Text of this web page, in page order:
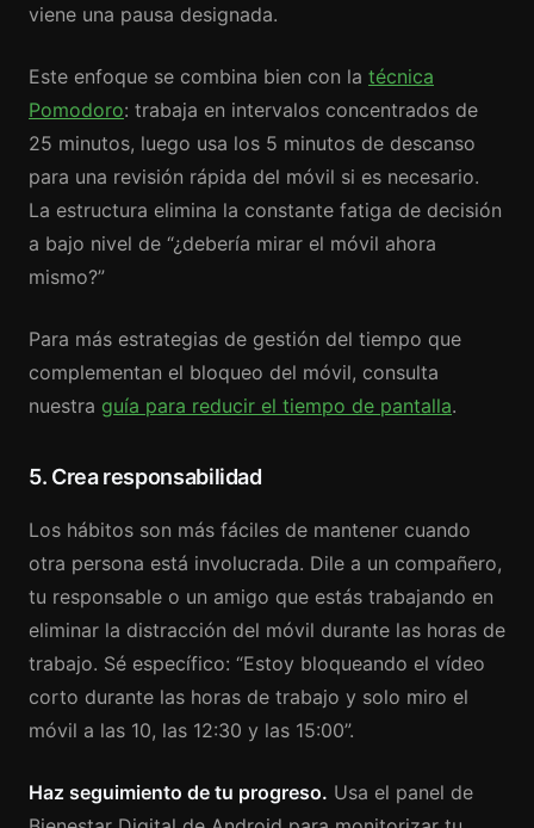
viene una pausa designada.
Este enfoque se combina bien con la técnica
Pomodoro: trabaja en intervalos concentrados de
25 minutos, luego usa los 5 minutos de descanso
para una revisión rápida del móvil si es necesario.
La estructura elimina la constante fatiga de decisión
a bajo nivel de “¿debería mirar el móvil ahora
mismo?”
Para más estrategias de gestión del tiempo que
complementan el bloqueo del móvil, consulta
nuestra guía para reducir el tiempo de pantalla.
5. Crea responsabilidad
Los hábitos son más fáciles de mantener cuando
otra persona está involucrada. Dile a un compañero,
tu responsable o un amigo que estás trabajando en
eliminar la distracción del móvil durante las horas de
trabajo. Sé específico: “Estoy bloqueando el vídeo
corto durante las horas de trabajo y solo miro el
móvil a las 10, las 12:30 y las 15:00”.
Haz seguimiento de tu progreso. Usa el panel de